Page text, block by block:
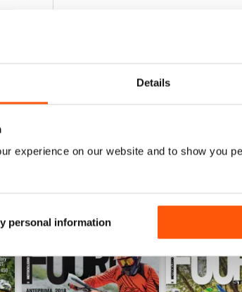
Details
experience on our website and to show you
personal information